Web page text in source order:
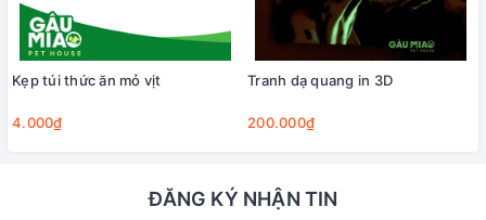
Kẹp túi thức ăn mỏ vịt
4.000₫
Tranh dạ quang in 3D
200.000₫
ĐĂNG KÝ NHẬN TIN